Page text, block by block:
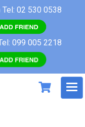
Tel: 02 530 0538
099 005 2218